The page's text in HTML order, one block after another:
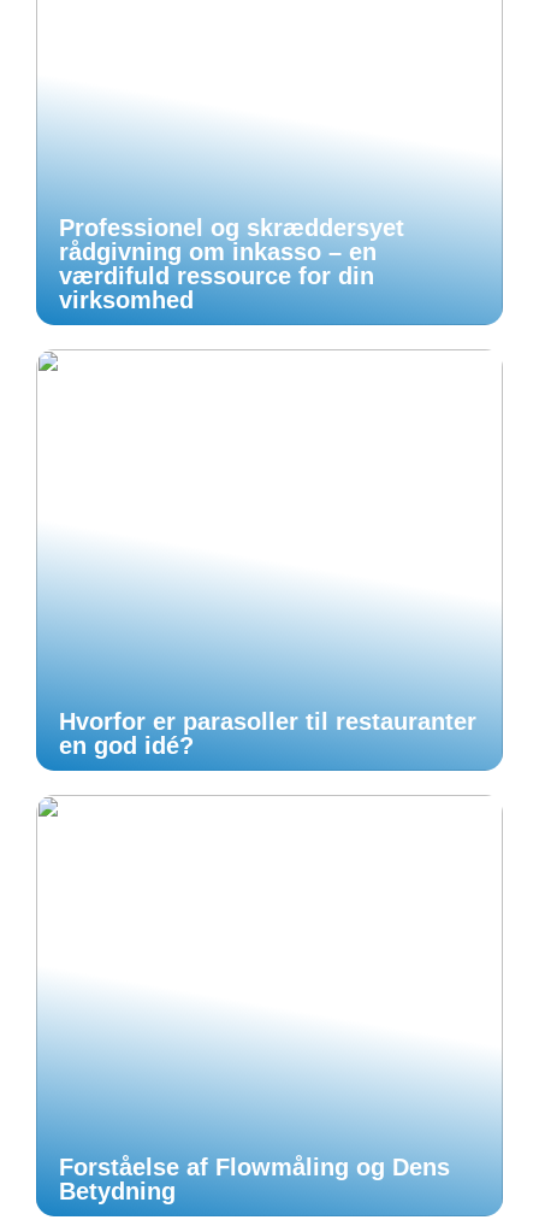
Professionel og skræddersyet
rådgivning om inkasso – en
værdifuld ressource for din
virksomhed
Hvorfor er parasoller til restauranter
en god idé?
Forståelse af Flowmåling og Dens
Betydning